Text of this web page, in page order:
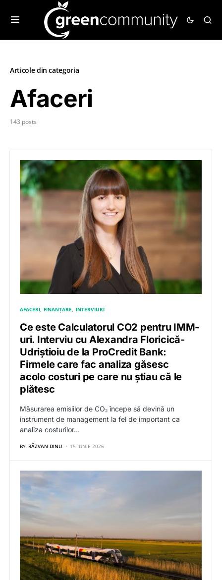
Articole din categoria
Afaceri
143 posts
AFACERI FINANȚARE INTERVIURI
Ce este Calculatorul CO2 pentru IMM-
uri. Interviu cu Alexandra Floricică-
Udriştioiu de la ProCredit Bank:
Firmele care fac analiza găsesc
acolo costuri pe care nu știau că le
plătesc
Măsurarea emisiilor de CO₂ începe să devină un
instrument de management la fel de important ca
analiza costurilor…
BY RĂZVAN DINU 15 IUNIE 2026